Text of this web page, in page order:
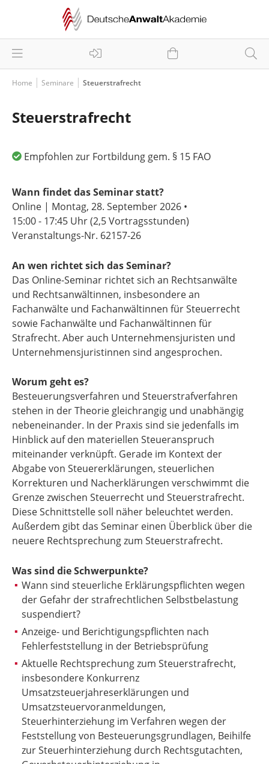
Home Seminare Steuerstrafrecht
Steuerstrafrecht
Empfohlen zur Fortbildung gem. § 15 FAO
Wann findet das Seminar statt?
Online | Montag, 28. September 2026 •
15:00 - 17:45 Uhr(2,5 Vortragsstunden)
Veranstaltungs-Nr. 62157-26
An wen richtet sich das Seminar?
Das Online-Seminar richtet sich an Rechtsanwälte
und Rechtsanwältinnen, insbesondere an
Fachanwälte und Fachanwältinnen für Steuerrecht
sowie Fachanwälte und Fachanwältinnen für
Strafrecht. Aber auch Unternehmensjuristen und
Unternehmensjuristinnen sind angesprochen.
Worum geht es?
Besteuerungsverfahren und Steuerstrafverfahren
stehen in der Theorie gleichrangig und unabhängig
nebeneinander. In der Praxis sind sie jedenfalls im
Hinblick auf den materiellen Steueranspruch
miteinander verknüpft. Gerade im Kontext der
Abgabe von Steuererklärungen, steuerlichen
Korrekturen und Nacherklärungen verschwimmt die
Grenze zwischen Steuerrecht und Steuerstrafrecht.
Diese Schnittstelle soll näher beleuchtet werden.
Außerdem gibt das Seminar einen Überblick über die
neuere Rechtsprechung zum Steuerstrafrecht.
Was sind die Schwerpunkte?
Wann sind steuerliche Erklärungspflichten wegen
der Gefahr der strafrechtlichen Selbstbelastung
suspendiert?
Anzeige- und Berichtigungspflichten nach
Fehlerfeststellung in der Betriebsprüfung
Aktuelle Rechtsprechung zum Steuerstrafrecht,
insbesondere Konkurrenz
Umsatzsteuerjahreserklärungen und
Umsatzsteuervoranmeldungen,
Steuerhinterziehung im Verfahren wegen der
Feststellung von Besteuerungsgrundlagen, Beihilfe
zur Steuerhinterziehung durch Rechtsgutachten,